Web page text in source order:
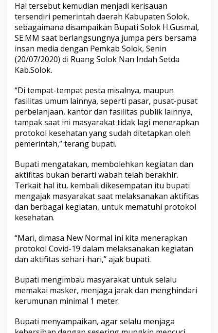
y
a
r
a
k
a
t
a
k
l
a
g
i
M
n
e
r
a
p
k
P
r
o
t
k
l
K
s
e
Hal tersebut kemudian menjadi kerisauan
tersendiri pemerintah daerah Kabupaten Solok,
sebagaimana disampaikan Bupati Solok H.Gusmal,
SE.MM saat berlangsungnya jumpa pers bersama
insan media dengan Pemkab Solok, Senin
(20/07/2020) di Ruang Solok Nan Indah Setda
Kab.Solok.
“Di tempat-tempat pesta misalnya, maupun
fasilitas umum lainnya, seperti pasar, pusat-pusat
perbelanjaan, kantor dan fasilitas publik lainnya,
tampak saat ini masyarakat tidak lagi menerapkan
protokol kesehatan yang sudah ditetapkan oleh
pemerintah,” terang bupati.
Bupati mengatakan, membolehkan kegiatan dan
aktifitas bukan berarti wabah telah berakhir.
Terkait hal itu, kembali dikesempatan itu bupati
mengajak masyarakat saat melaksanakan aktifitas
dan berbagai kegiatan, untuk mematuhi protokol
kesehatan.
“Mari, dimasa New Normal ini kita menerapkan
protokol Covid-19 dalam melaksanakan kegiatan
dan aktifitas sehari-hari,” ajak bupati.
Bupati mengimbau masyarakat untuk selalu
memakai masker, menjaga jarak dan menghindari
kerumunan minimal 1 meter.
Bupati menyampaikan, agar selalu menjaga